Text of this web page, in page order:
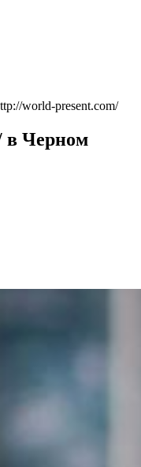
world-present.com/
в Черном